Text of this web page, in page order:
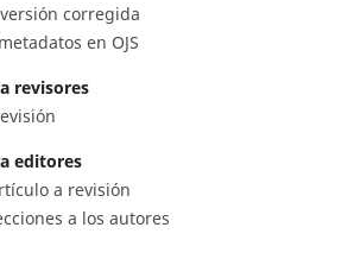
corregida
en OJS
revisores
editores
a revisión
a los autores